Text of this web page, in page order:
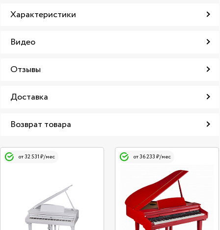
Характеристики
Видео
Отзывы
Доставка
Возврат товара
от 32 531 ₽/мес от 36 233 ₽/мес